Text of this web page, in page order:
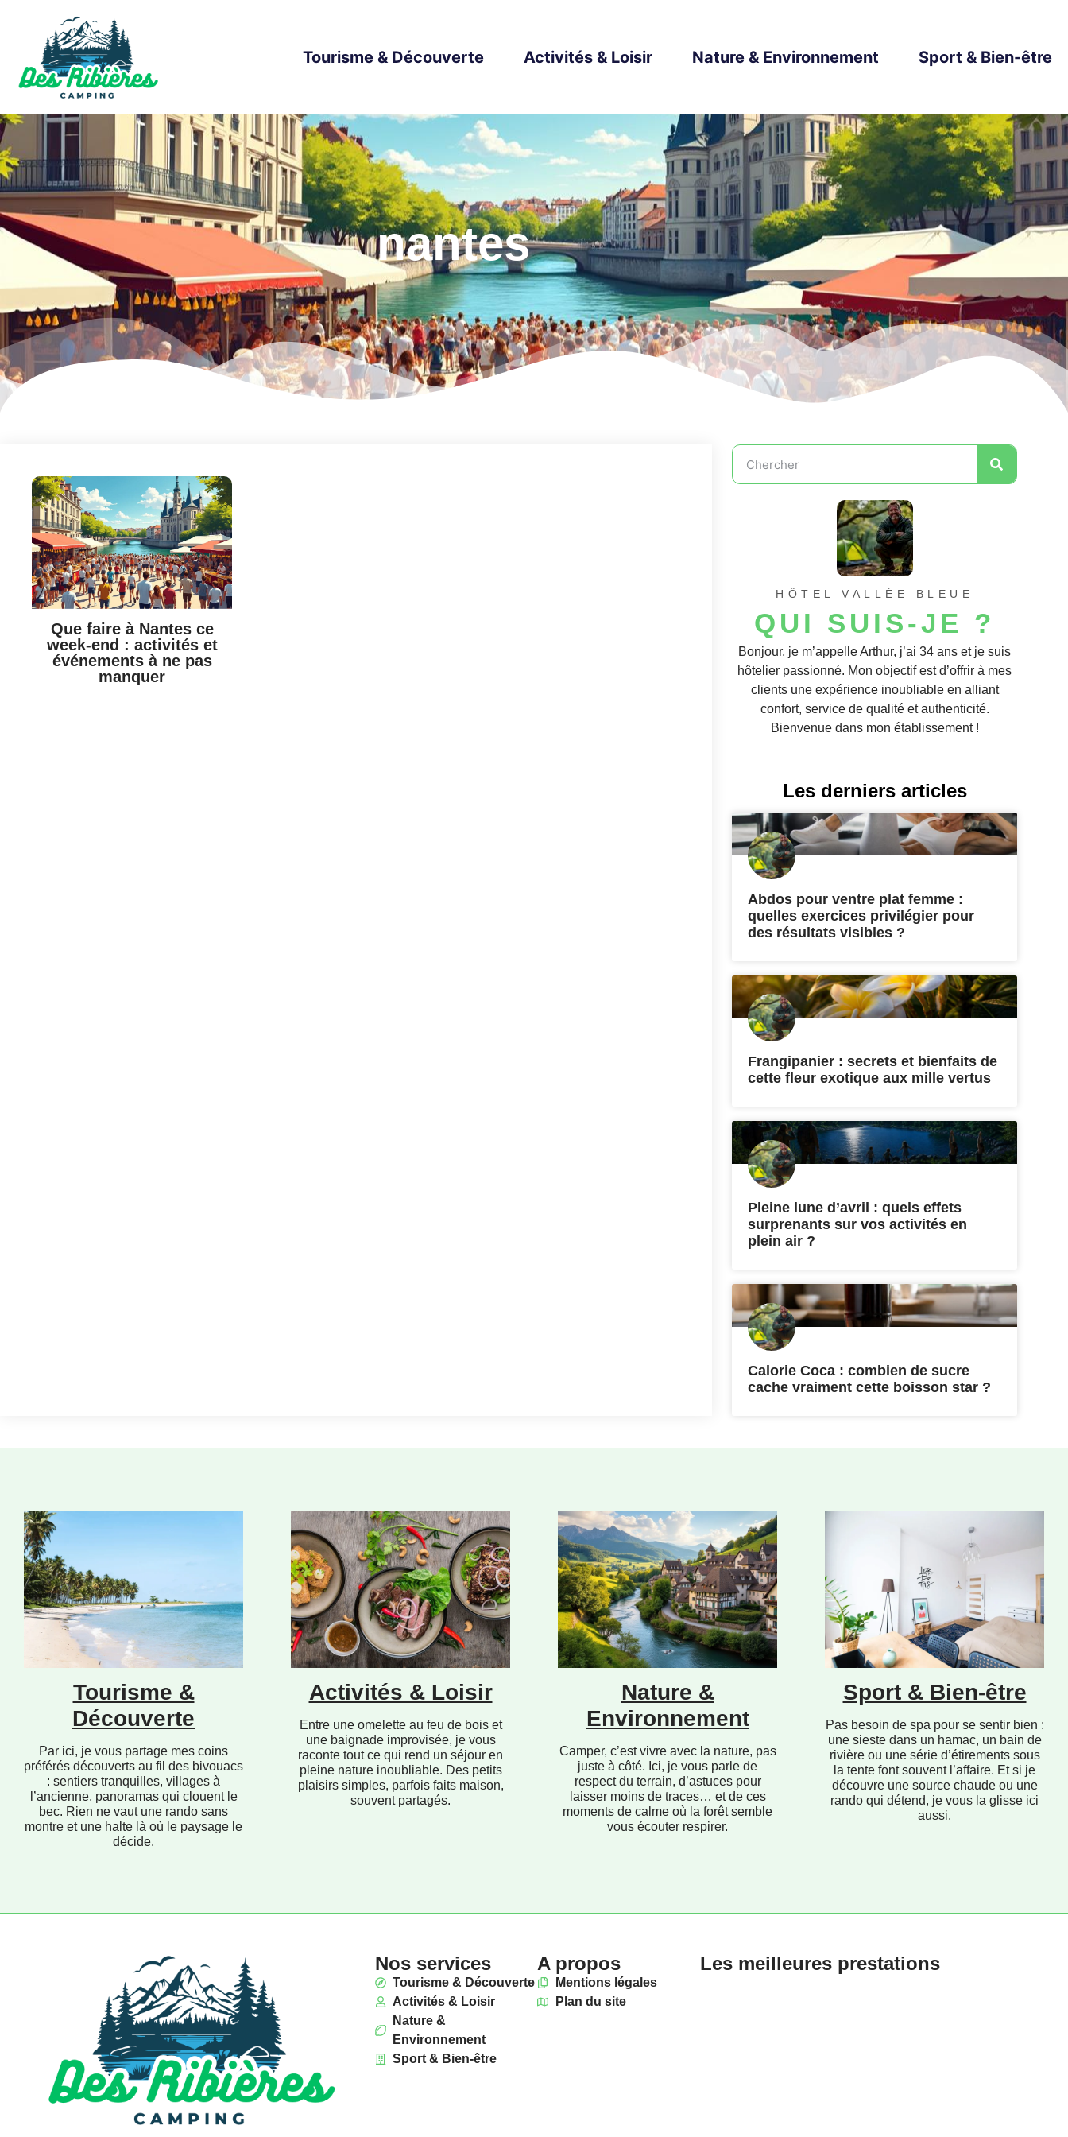
Tourisme & Découverte Activités & Loisir Nature & Environnement Sport & Bien-être
nantes
Que faire à Nantes ce
week-end : activités et
événements à ne pas
manquer
HÔTEL VALLÉE BLEUE
QUI SUIS-JE ?
Bonjour, je m’appelle Arthur, j’ai 34 ans et je suis
hôtelier passionné. Mon objectif est d’offrir à mes
clients une expérience inoubliable en alliant
confort, service de qualité et authenticité.
Bienvenue dans mon établissement !
Les derniers articles
Abdos pour ventre plat femme :
quelles exercices privilégier pour
des résultats visibles ?
Frangipanier : secrets et bienfaits de
cette fleur exotique aux mille vertus
Pleine lune d’avril : quels effets
surprenants sur vos activités en
plein air ?
Calorie Coca : combien de sucre
cache vraiment cette boisson star ?
Tourisme &
Découverte
Par ici, je vous partage mes coins
préférés découverts au fil des bivouacs
: sentiers tranquilles, villages à
l’ancienne, panoramas qui clouent le
bec. Rien ne vaut une rando sans
montre et une halte là où le paysage le
décide.
Activités & Loisir
Entre une omelette au feu de bois et
une baignade improvisée, je vous
raconte tout ce qui rend un séjour en
pleine nature inoubliable. Des petits
plaisirs simples, parfois faits maison,
souvent partagés.
Nature &
Environnement
Camper, c’est vivre avec la nature, pas
juste à côté. Ici, je vous parle de
respect du terrain, d’astuces pour
laisser moins de traces… et de ces
moments de calme où la forêt semble
vous écouter respirer.
Sport & Bien-être
Pas besoin de spa pour se sentir bien :
une sieste dans un hamac, un bain de
rivière ou une série d’étirements sous
la tente font souvent l’affaire. Et si je
découvre une source chaude ou une
rando qui détend, je vous la glisse ici
aussi.
Nos services
Tourisme & Découverte
Activités & Loisir
Nature &
Environnement
Sport & Bien-être
A propos
Mentions légales
Plan du site
Les meilleures prestations